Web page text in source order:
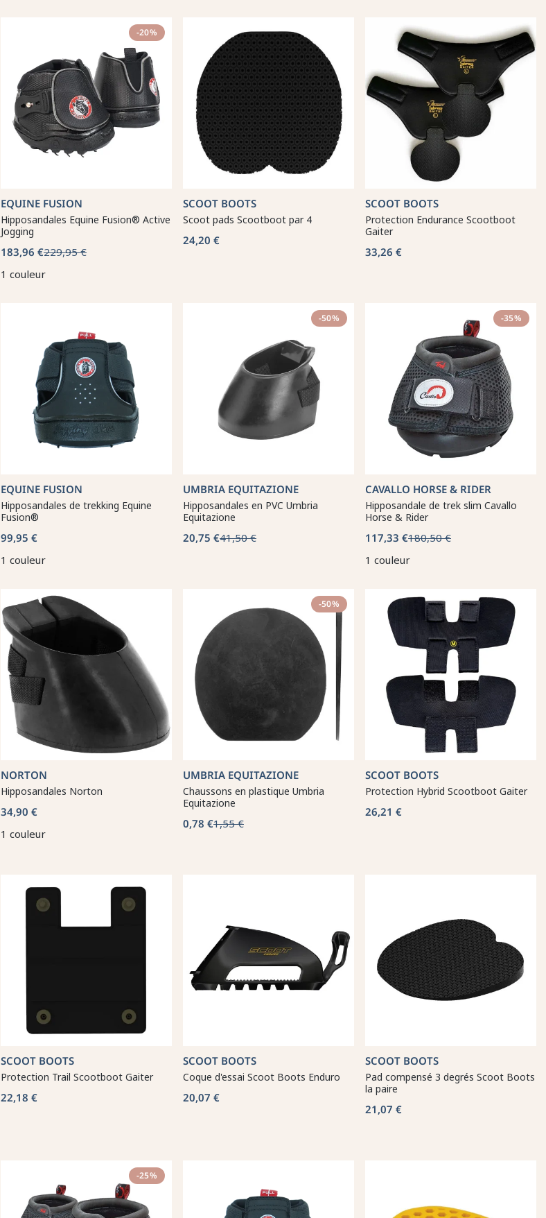
-20%
EQUINE FUSION
Hipposandales Equine Fusion® Active
Jogging
183,96 €229,95 €
1 couleur
SCOOT BOOTS
Scoot pads Scootboot par 4
24,20 €
SCOOT BOOTS
Protection Endurance Scootboot
Gaiter
33,26 €
EQUINE FUSION
Hipposandales de trekking Equine
Fusion®
99,95 €
1 couleur
-50%
UMBRIA EQUITAZIONE
Hipposandales en PVC Umbria
Equitazione
20,75 €41,50 €
-35%
CAVALLO HORSE & RIDER
Hipposandale de trek slim Cavallo
Horse & Rider
117,33 €180,50 €
1 couleur
NORTON
Hipposandales Norton
34,90 €
1 couleur
-50%
UMBRIA EQUITAZIONE
Chaussons en plastique Umbria
Equitazione
0,78 €1,55 €
SCOOT BOOTS
Protection Hybrid Scootboot Gaiter
26,21 €
SCOOT BOOTS
Protection Trail Scootboot Gaiter
22,18 €
SCOOT BOOTS
Coque d'essai Scoot Boots Enduro
20,07 €
SCOOT BOOTS
Pad compensé 3 degrés Scoot Boots
la paire
21,07 €
-25%